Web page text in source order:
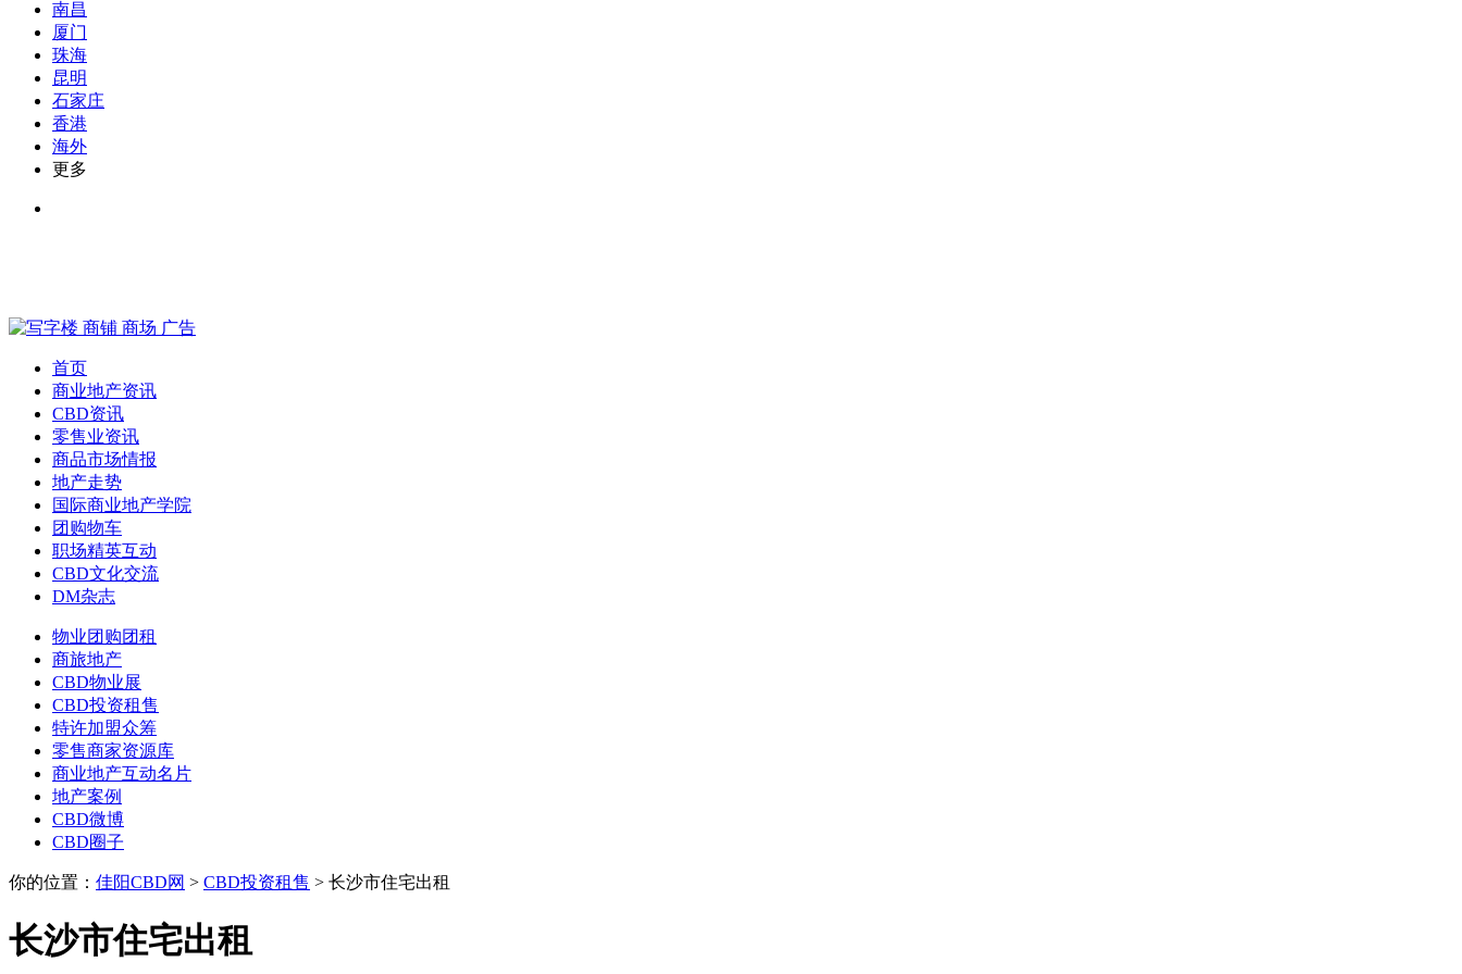
南昌
厦门
珠海
昆明
石家庄
香港
海外
更多
首页
商业地产资讯
CBD资讯
零售业资讯
商品市场情报
地产走势
国际商业地产学院
团购物车
职场精英互动
CBD文化交流
DM杂志
物业团购团租
商旅地产
CBD物业展
CBD投资租售
特许加盟众筹
零售商家资源库
商业地产互动名片
地产案例
CBD微博
CBD圈子
你的位置： 佳阳CBD网 > CBD投资租售 > 长沙市住宅出租
长沙市住宅出租